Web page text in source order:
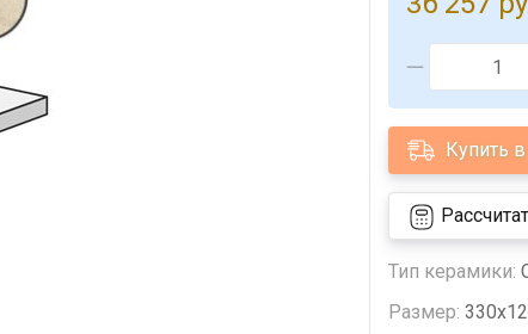
Купить
Тип керамики:
Размер: